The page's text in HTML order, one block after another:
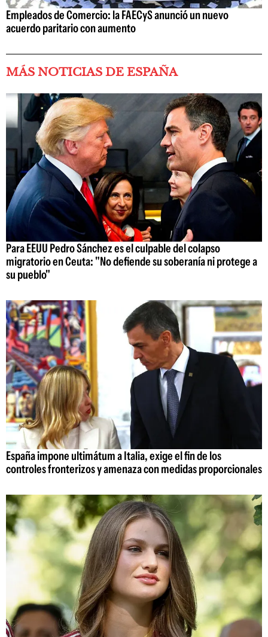
Empleados de Comercio: la FAECyS anunció un nuevo
acuerdo paritario con aumento
MÁS NOTICIAS DE ESPAÑA
Para EEUU Pedro Sánchez es el culpable del colapso
migratorio en Ceuta: "No defiende su soberanía ni protege a
su pueblo"
España impone ultimátum a Italia, exige el fin de los
controles fronterizos y amenaza con medidas proporcionales